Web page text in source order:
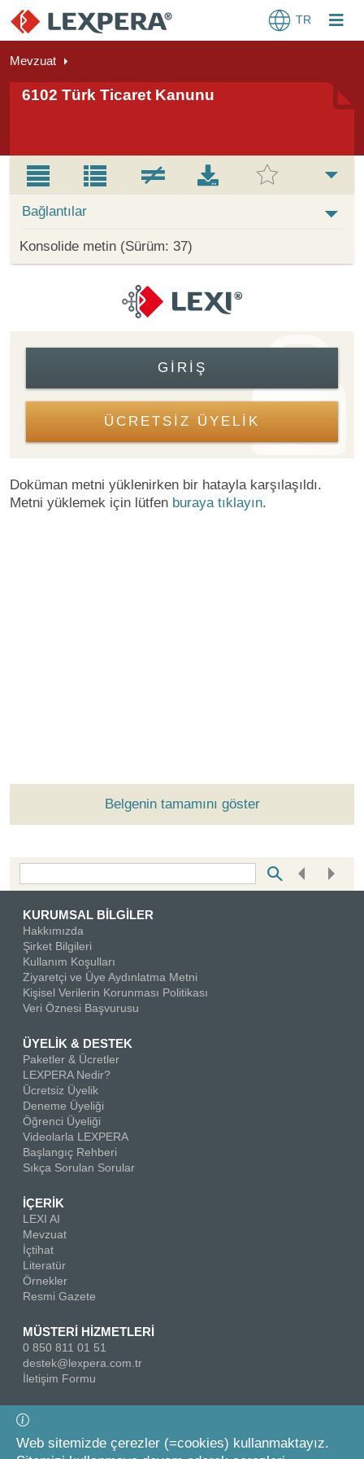
TR
Mevzuat
6102 Türk Ticaret Kanunu
Bağlantılar
Konsolide metin (Sürüm: 37)
GIRIŞ
ÜCRETSİZ ÜYELİK
Doküman metni yüklenirken bir hatayla karşılaşıldı.
Metni yüklemek için lütfen buraya tıklayın.
Belgenin tamamını göster
KURUMSAL BİLGİLER
Hakkımızda
Şirket Bilgileri
Kullanım Koşulları
Ziyaretçi ve Üye Aydınlatma Metni
Kişisel Verilerin Korunması Politikası
Veri Öznesi Başvurusu
ÜYELİK & DESTEK
Paketler & Ücretler
LEXPERA Nedir?
Ücretsiz Üyelik
Deneme Üyeliği
Öğrenci Üyeliği
Videolarla LEXPERA
Başlangıç Rehberi
Sıkça Sorulan Sorular
İÇERİK
LEXI AI
Mevzuat
İçtihat
Literatür
Örnekler
Resmi Gazete
MÜSTERİ HİZMETLERİ
0 850 811 01 51
destek@lexpera.com.tr
İletişim Formu
Bizi Takip Edin
Web sitemizde çerezler (=cookies) kullanmaktayız.